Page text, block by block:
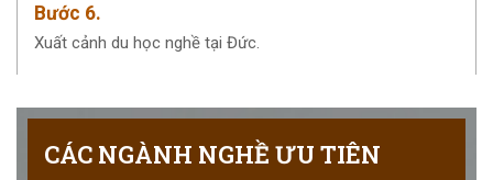
Bước 6.
Xuất cảnh du học nghề tại Đức.
CÁC NGÀNH NGHỀ ƯU TIÊN